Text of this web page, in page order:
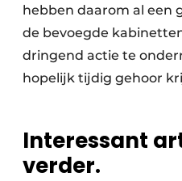
hebben daarom al een
de bevoegde
dringend actie te
hopelijk tijdig gehoor
Interessant
verder.